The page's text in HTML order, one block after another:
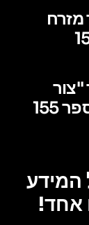
מזרח
158
"צור
באחר" מספר 155
המידע
אחד!